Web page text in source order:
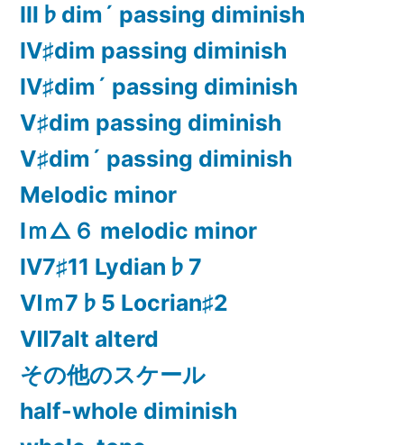
Ⅲ♭dim´ passing diminish
Ⅳ♯dim passing diminish
Ⅳ♯dim´ passing diminish
Ⅴ♯dim passing diminish
Ⅴ♯dim´ passing diminish
Melodic minor
Ⅰｍ△６ melodic minor
Ⅳ7♯11 Lydian♭7
Ⅵｍ7♭5 Locrian♯2
Ⅶ7alt alterd
その他のスケール
half-whole diminish